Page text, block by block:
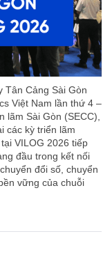
Tân Cảng Sài Gòn
Việt Nam lần thứ 4 –
lãm Sài Gòn (SECC),
các kỳ triển lãm
VILOG 2026 tiếp
đầu trong kết nối
đổi số, chuyển
vững của chuỗi